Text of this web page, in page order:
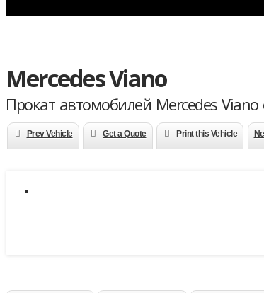
Mercedes Viano
Прокат автомобилей Mercedes
Prev Vehicle Get a Quote Print this Vehicle